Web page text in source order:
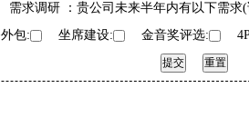
需求调研 ：贵公司未来半年内有以下需求
包:
坐席建设: 金音奖评选: